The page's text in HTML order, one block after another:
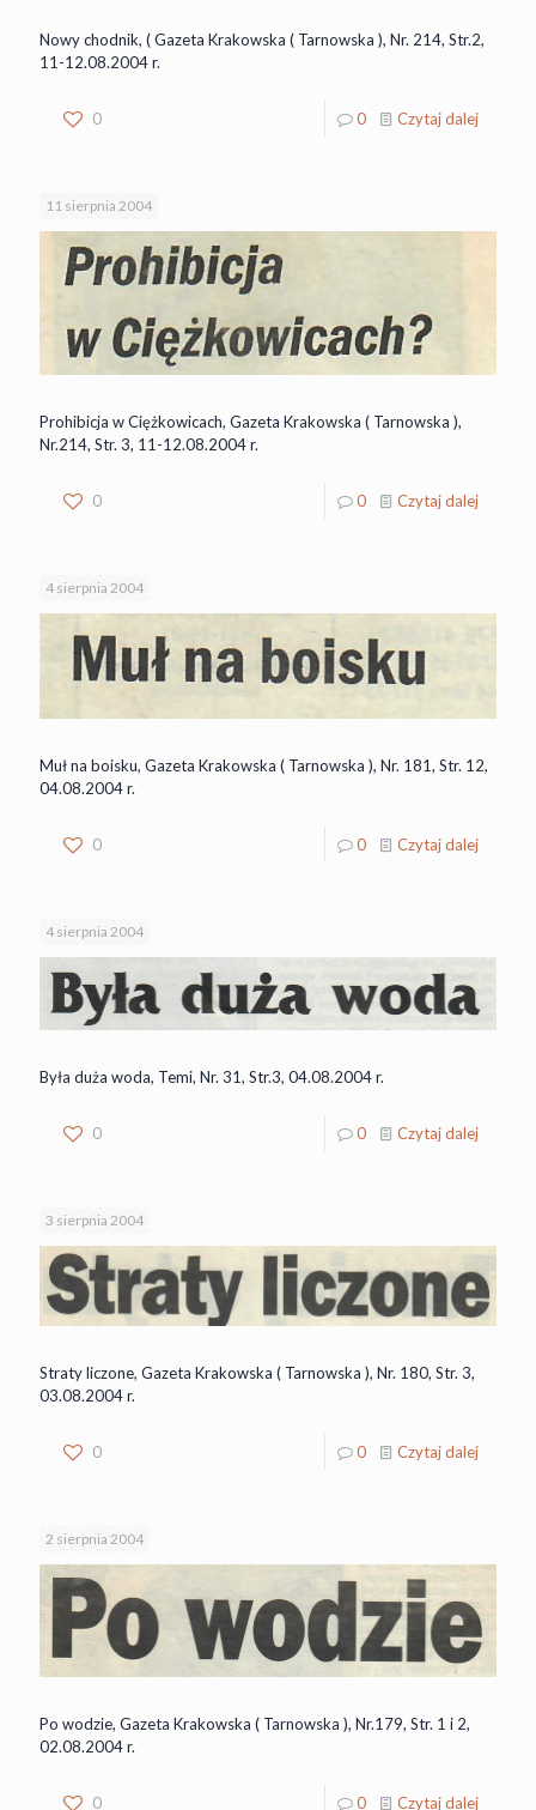
Nowy chodnik, ( Gazeta Krakowska ( Tarnowska ), Nr. 214, Str.2,
11-12.08.2004 r.
0 0 Czytaj dalej
11 sierpnia 2004
Prohibicja w Ciężkowicach, Gazeta Krakowska ( Tarnowska ),
Nr.214, Str. 3, 11-12.08.2004 r.
0 0 Czytaj dalej
4 sierpnia 2004
Muł na boisku, Gazeta Krakowska ( Tarnowska ), Nr. 181, Str. 12,
04.08.2004 r.
0 0 Czytaj dalej
4 sierpnia 2004
Była duża woda, Temi, Nr. 31, Str.3, 04.08.2004 r.
0 0 Czytaj dalej
3 sierpnia 2004
Straty liczone, Gazeta Krakowska ( Tarnowska ), Nr. 180, Str. 3,
03.08.2004 r.
0 0 Czytaj dalej
2 sierpnia 2004
Po wodzie, Gazeta Krakowska ( Tarnowska ), Nr.179, Str. 1 i 2,
02.08.2004 r.
0 0 Czytaj dalej